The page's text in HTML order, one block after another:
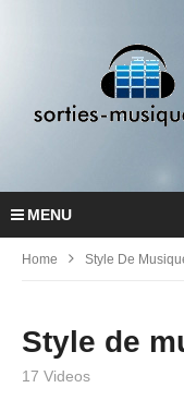
MENU
Home Style De
Style de
17 Videos